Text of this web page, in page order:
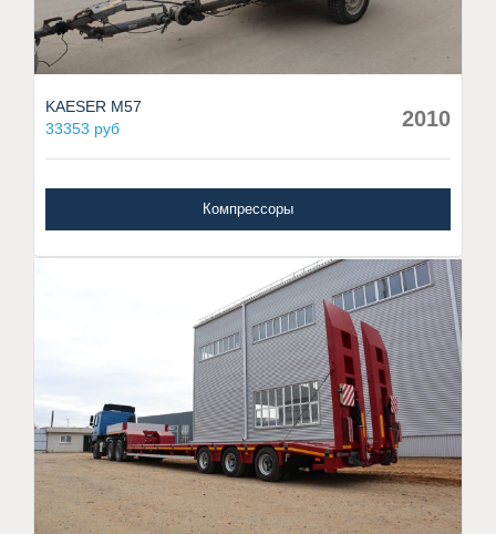
KAESER M57
33353 руб
2010
Компрессоры